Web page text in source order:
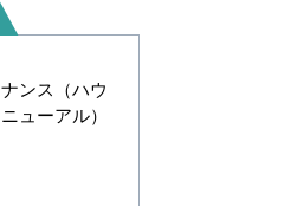
ンス（ハウ
ューアル）